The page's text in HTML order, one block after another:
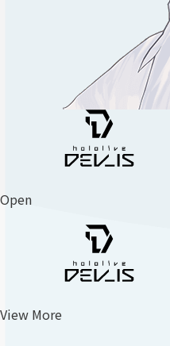
Open
View More